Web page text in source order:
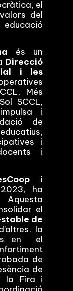
el
del
educació
és un
Direcció
i les
Més
SCCL,
impulsa i
de
i
i
i
ha
el
de
la
en el
de
de
la Fira i